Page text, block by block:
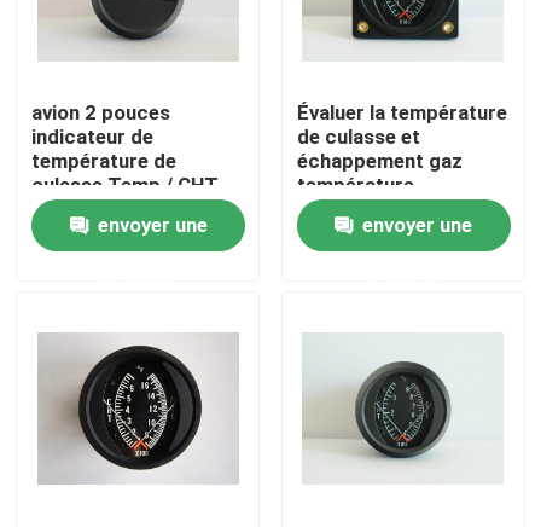
Contrôle de qualité
Contactez-nous
Instruments de vol d'avions
Instruments de compas gyroscopique d'avions
avion 2 pouces
indicateur de
température de
culasse Temp / CHT
jauges C1-37 C
envoyer une
Évaluer la température
de culasse et
échappement gaz
température
combinaison jauge
CE2-3792Cenvoyer une